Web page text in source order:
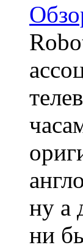
ну а
ни